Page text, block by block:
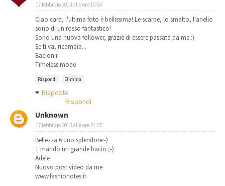
17 febbraio 2013 alle ore 10:54
Ciao cara, l'ultima foto è bellissima! Le scarpe, lo smalto, l'anello
sono di un rosso fantastico!
Sono una nuova follower, grazie di essere passata da me :)
Se ti va, ricambia...
Bacioniii
Timeless mode
Rispondi Elimina
Risposte
Rispondi
Unknown
17 febbraio 2013 alle ore 21:27
Bellezza 6 uno splendore:-)
T mandò un grande bacio ;-)
Adele
Nuovo post video da me
www.fashionotes.it